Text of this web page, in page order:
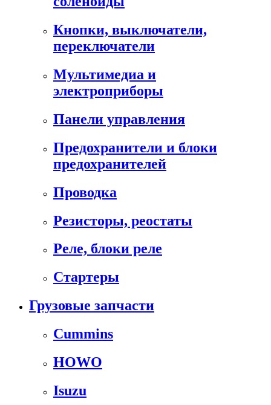
Кнопки, выключатели,
переключатели
Мультимедиа и
электроприборы
Панели управления
Предохранители и блоки
предохранителей
Проводка
Резисторы, реостаты
Реле, блоки реле
Стартеры
Грузовые запчасти
Cummins
HOWO
Isuzu